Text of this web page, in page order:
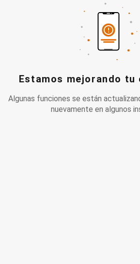
Estamos mejorando tu
Algunas funciones se están
nuevamente en algunos